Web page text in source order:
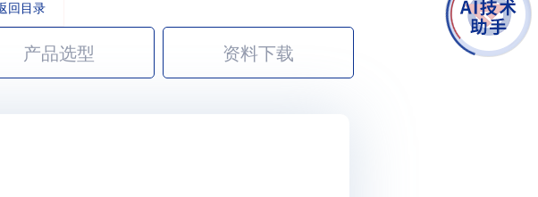
回目录
产品选型 资料下载